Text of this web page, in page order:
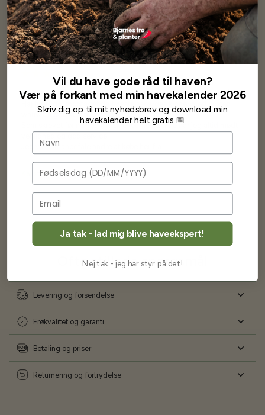
Vores kundersiger...
Har altid kun mødt god vejledning og hjælp fra Barney (Bjarne)
Har lige i går modtaget de fineste asparges kroner med posten
wauw en god kvalitet og størrelse.
Som skrevet før når jeg har skrevet med Bjarne har jeg altid mødt
venlighed og god service.
Jeg vil klart anbefale andre at købe her fra
Karsten Larsen
Ofte stillede spørgsmål
Levering og forsendelse
Frøkvalitet og garanti
Betaling og priser
Returnering og fortrydelse
Vil du have gode råd til haven?
Vær på forkant med min havekalender 2026
Skriv dig op til mit nyhedsbrev og download min
havekalender helt gratis 📅
Navn
Fødselsdag
Ja tak - lad mig blive haveekspert!
Nej tak - jeg har styr på det!